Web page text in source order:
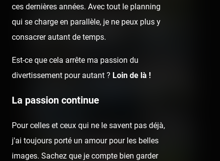
ces dernières années. Avec tout le planning
qui se charge en parallèle, je ne peux plus y
consacrer autant de temps.
Est-ce que cela arrête ma passion du
divertissement pour autant ? Loin de là !
La passion continue
Pour celles et ceux qui ne le savent pas déjà,
j'ai toujours porté un amour pour les belles
images. Sachez que je compte bien garder